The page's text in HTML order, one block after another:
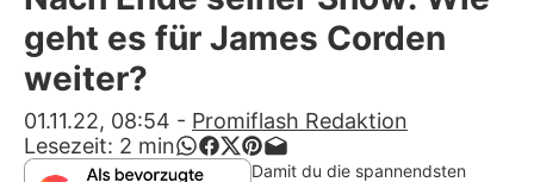
Alle Themen auf Promiflash
App runterladen
Team
geht es für James Corden
weiter?
01.11.22, 08:54 - Promiflash Redaktion
Lesezeit: 2 min
Damit du die spannendsten